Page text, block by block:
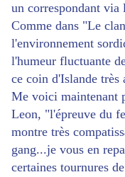
un correspondant via
Comme dans "Le
l'environnement
l'humeur fluctuante
ce coin d'Islande très
Me voici maintenant
Leon, "l'épreuve du
montre très
gang...je vous en
certaines tournures